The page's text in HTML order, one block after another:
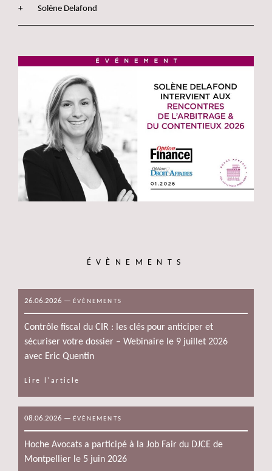
Solène Delafond
ÉVÈNEMENTS
26.06.2026 — ÉVÈNEMENTS
Contrôle fiscal du CIR : les clés pour anticiper et
sécuriser votre dossier – Webinaire le 9 juillet 2026
avec Eric Quentin
Lire l'article
08.06.2026 — ÉVÈNEMENTS
Hoche Avocats a participé à la Job Fair du DJCE de
Montpellier le 5 juin 2026